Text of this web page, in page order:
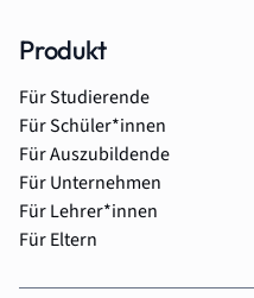
Produkt
Für Studierende
Für Schüler*innen
Für Auszubildende
Für Unternehmen
Für Lehrer*innen
Für Eltern